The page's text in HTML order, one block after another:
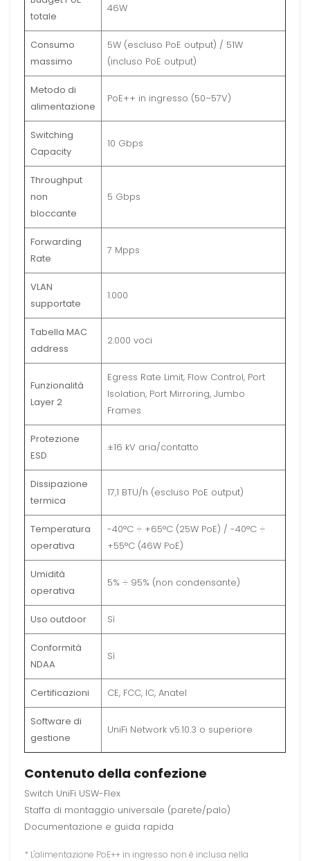
totale
46W
Consumo
massimo
5W (escluso PoE output) / 51W
(incluso PoE output)
Metodo di
alimentazione
PoE++ in ingresso (50–57V)
Switching
Capacity
10 Gbps
Throughput
non
bloccante
5 Gbps
Forwarding
Rate
7 Mpps
VLAN
supportate
1.000
Tabella MAC
address
2.000 voci
Funzionalità
Layer 2
Egress Rate Limit, Flow Control, Port
Isolation, Port Mirroring, Jumbo
Frames
Protezione
ESD
±16 kV aria/contatto
Dissipazione
termica
17,1 BTU/h (escluso PoE output)
Temperatura
operativa
-40°C ÷ +65°C (25W PoE) / -40°C ÷
+55°C (46W PoE)
Umidità
operativa
5% ÷ 95% (non condensante)
Uso outdoor Sì
Conformità
NDAA
Sì
Certificazioni CE, FCC, IC, Anatel
Software di
gestione
UniFi Network v5.10.3 o superiore
Contenuto della confezione
Switch UniFi USW-Flex
Staffa di montaggio universale (parete/palo)
Documentazione e guida rapida
* L'alimentazione PoE++ in ingresso non è inclusa nella